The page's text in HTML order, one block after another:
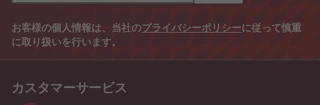
お客様の個人情報は、当社のプライバシーポリシーに従って慎重
に取り扱いを行います。
カスタマーサービス